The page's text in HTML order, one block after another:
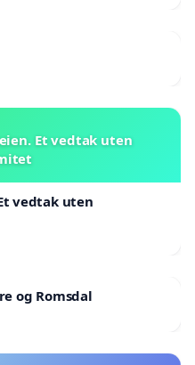
Et vedtak uten
vedtak uten
og Romsdal